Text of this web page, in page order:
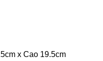
x Cao 19.5cm